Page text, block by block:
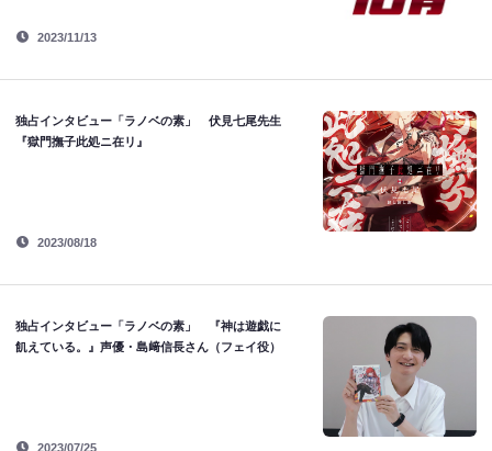
2023/11/13
独占インタビュー「ラノベの素」 伏見七尾先生
『獄門撫子此処ニ在リ』
2023/08/18
独占インタビュー「ラノベの素」 『神は遊戯に
飢えている。』声優・島﨑信長さん（フェイ役）
2023/07/25